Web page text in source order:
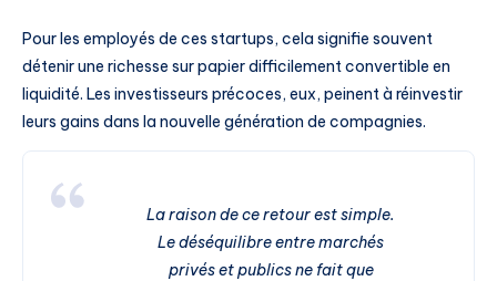
Pour les employés de ces startups, cela signifie souvent
détenir une richesse sur papier difficilement convertible en
liquidité. Les investisseurs précoces, eux, peinent à réinvestir
leurs gains dans la nouvelle génération de compagnies.
La raison de ce retour est simple.
Le déséquilibre entre marchés
privés et publics ne fait que